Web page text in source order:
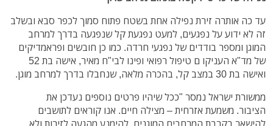
עד כה אותרה זירת נפילה אחת בשטח פתוח סמוך לכפר סבא ובשלב
זה לא ידוע על נפגעים, למעט נפגעת קל שנפגעה בדרך למרחב
המוגן ומספר בודדים של נפגעי חרדה. כמו כן חובשים ופראמדיקים
של מד"א העניקו ם טיפול רפואי ופינו לבי"ח מאיר, אישה בת 52
ואישה בת 30 במצב קל, בהכרה מלאה, שנחבלו בדרך למרחב מוגן.
ממשורת ישראל נמסר "ככל שיהיו פרטים נוספים נעדכן את
הציבור. משמעת אזרחית – מצילה חיים. אנו קוראים לתושבים